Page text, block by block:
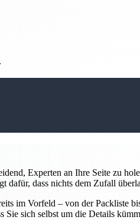
Experten an Ihre Seite zu
dafür, dass nichts dem Zufall
im Vorfeld – von der Packliste
sich selbst um die Details